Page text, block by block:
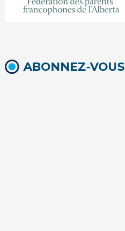
ABONNEZ-VOUS